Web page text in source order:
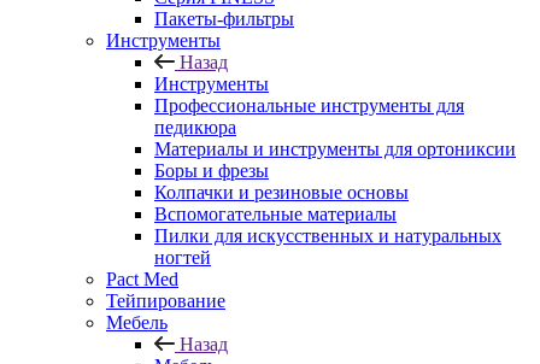
Пакеты-фильтры
Инструменты
Назад
Инструменты
Профессиональные инструменты для
педикюра
Материалы и инструменты для ортониксии
Боры и фрезы
Колпачки и резиновые основы
Вспомогательные материалы
Пилки для искусственных и натуральных
ногтей
Pact Med
Тейпирование
Мебель
Назад